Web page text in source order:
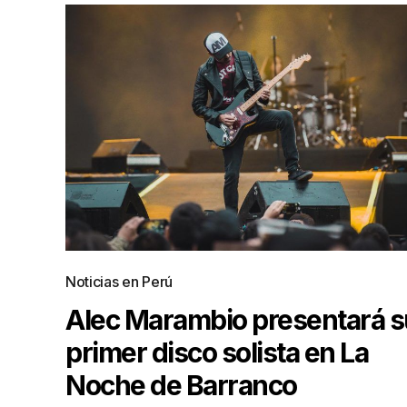
Noticias en Perú
Alec Marambio presentará
primer disco solista en La
Noche de Barranco